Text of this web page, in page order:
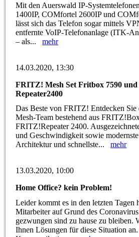
Mit den Auerswald IP-
1400IP, COMfortel 2600IP und
lässt sich das Telefon sogar mittels
entfernte VoIP-Telefonanlage (ITK-
– als...mehr
14.03.2020, 13:30
FRITZ! Mesh Set Fritbox 7590
Repeater2400
Das Beste von FRITZ! Entdecken Sie
Mesh-Team bestehend aus
FRITZ!Repeater 2400.
und Geschwindigkeit sowie
Architektur und schnellste...mehr
13.03.2020, 10:00
Home Office? kein Problem!
Leider kommt es in den letzten Tagen
Mitarbeiter auf Grund des
gezwungen sind zu hause zu bleiben.
Ihnen Lösungen für diese Situation